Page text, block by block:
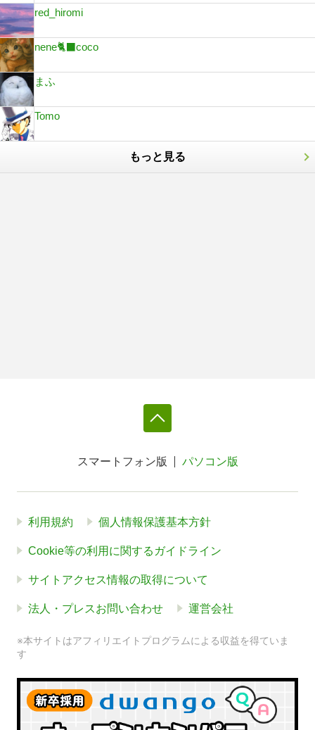
red_hiromi
nene🐈‍⬛coco
まふ
Tomo
もっと見る
スマートフォン版 パソコン版
利用規約 個人情報保護基本方針
Cookie等の利用に関するガイドライン
サイトアクセス情報の取得について
法人・プレスお問い合わせ 運営会社
※本サイトはアフィリエイトプログラムによる収益を得ていま
す